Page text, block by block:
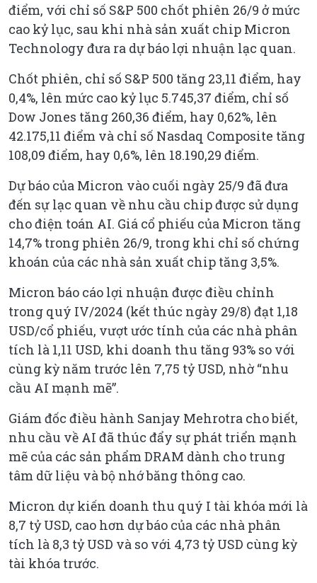
điểm, với chỉ số S&P 500 chốt phiên 26/9 ở mức
cao kỷ lục, sau khi nhà sản xuất chip Micron
Technology đưa ra dự báo lợi nhuận lạc quan.
Chốt phiên, chỉ số S&P 500 tăng 23,11 điểm, hay
0,4%, lên mức cao kỷ lục 5.745,37 điểm, chỉ số
Dow Jones tăng 260,36 điểm, hay 0,62%, lên
42.175,11 điểm và chỉ số Nasdaq Composite tăng
108,09 điểm, hay 0,6%, lên 18.190,29 điểm.
Dự báo của Micron vào cuối ngày 25/9 đã đưa
đến sự lạc quan về nhu cầu chip được sử dụng
cho điện toán AI. Giá cổ phiếu của Micron tăng
14,7% trong phiên 26/9, trong khi chỉ số chứng
khoán của các nhà sản xuất chip tăng 3,5%.
Micron báo cáo lợi nhuận được điều chỉnh
trong quý IV/2024 (kết thúc ngày 29/8) đạt 1,18
USD/cổ phiếu, vượt ước tính của các nhà phân
tích là 1,11 USD, khi doanh thu tăng 93% so với
cùng kỳ năm trước lên 7,75 tỷ USD, nhờ “nhu
cầu AI mạnh mẽ”.
Giám đốc điều hành Sanjay Mehrotra cho biết,
nhu cầu về AI đã thúc đẩy sự phát triển mạnh
mẽ của các sản phẩm DRAM dành cho trung
tâm dữ liệu và bộ nhớ băng thông cao.
Micron dự kiến doanh thu quý I tài khóa mới là
8,7 tỷ USD, cao hơn dự báo của các nhà phân
tích là 8,3 tỷ USD và so với 4,73 tỷ USD cùng kỳ
tài khóa trước.